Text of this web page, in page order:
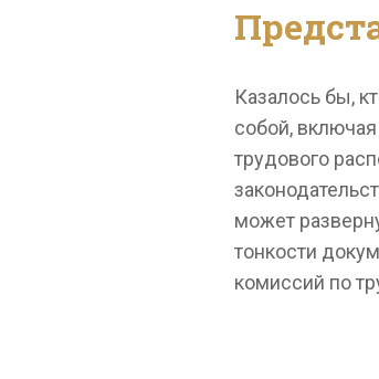
Казалось бы,
собой,
трудового
может
тонкости
комиссий по